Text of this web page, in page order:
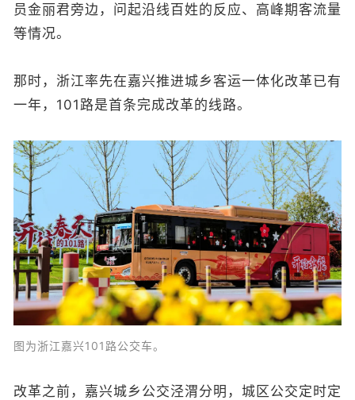
员金丽君旁边，问起沿线百姓的反应、高峰期客流量
等情况。
那时，浙江率先在嘉兴推进城乡客运一体化改革已有
一年，101路是首条完成改革的线路。
图为浙江嘉兴101路公交车。
改革之前，嘉兴城乡公交泾渭分明，城区公交定时定